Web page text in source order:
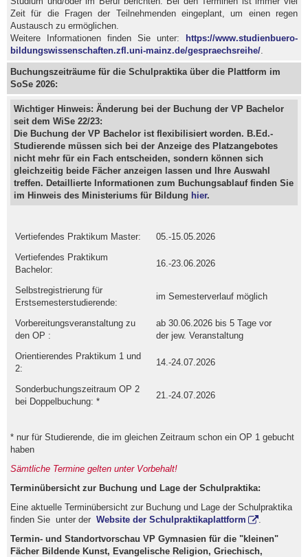
Zeit für die Fragen der Teilnehmenden eingeplant, um einen regen
Austausch zu ermöglichen.
Weitere Informationen finden Sie unter:
https://www.studienbuero-
bildungswissenschaften.zfl.uni-mainz.de/gespraechsreihe/.
Buchungszeiträume für die Schulpraktika über die Plattform im
SoSe 2026:
Wichtiger Hinweis: Änderung bei der Buchung der VP Bachelor
seit dem WiSe 22/23:
Die Buchungder VP Bachelor ist flexibilisiert worden. B.Ed.-
Studierende müssen sich bei der Anzeige des Platzangebotes
nicht mehr für ein Fach entscheiden, sondern können sich
gleichzeitig beide Fächer anzeigen lassen und Ihre Auswahl
treffen. Detaillierte Informationen zum Buchungsablauf finden Sie
im Hinweis des Ministeriums für Bildung hier.
Vertiefendes Praktikum Master:
05.-15.05.2026
Vertiefendes Praktikum
Bachelor:
16.-23.06.2026
Selbstregistrierung für
Erstsemesterstudierende:
im Semesterverlauf möglich
Vorbereitungsveranstaltung zu
den OP :
ab 30.06.2026 bis 5 Tage vor
der jew. Veranstaltung
Orientierendes Praktikum 1 und
2:
14.-24.07.2026
Sonderbuchungszeitraum OP 2
bei Doppelbuchung: *
21.-24.07.2026
* nur für Studierende, die im gleichen Zeitraum schon ein OP 1 gebucht
haben
Sämtliche Termine gelten unter Vorbehalt!
Terminübersicht zur Buchung und Lage der Schulpraktika:
Eine aktuelle Terminübersicht zur Buchung und Lage der Schulpraktika
finden Sie unter derWebsite der Schulpraktikaplattform
Termin- und Standortvorschau VP Gymnasien für die "kleinen"
Fächer Bildende Kunst, Evangelische Religion, Griechisch,